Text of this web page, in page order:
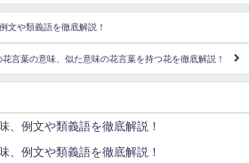
文や類義語を徹底解説！
花言葉の意味、似た意味の花言葉を持つ花を徹底解説！
、例文や類義語を徹底解説！
、例文や類義語を徹底解説！